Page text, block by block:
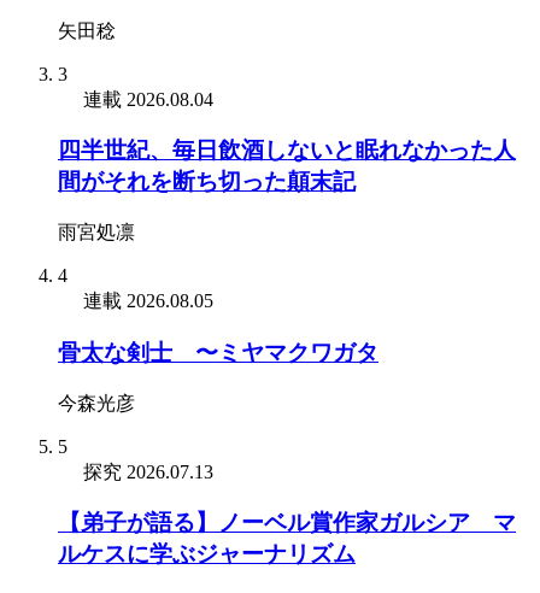
矢田稔
3
連載 2026.08.04
四半世紀、毎日飲酒しないと眠れなかった人
間がそれを断ち切った顛末記
雨宮処凛
4
連載 2026.08.05
骨太な剣士 〜ミヤマクワガタ
今森光彦
5
探究 2026.07.13
【弟子が語る】ノーベル賞作家ガルシア゠マ
ルケスに学ぶジャーナリズム